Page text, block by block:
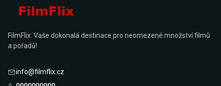
FilmFlix: Vaše dokonalá destinace pro neomezené množství filmů
a pořadů!
info@filmflix.cz